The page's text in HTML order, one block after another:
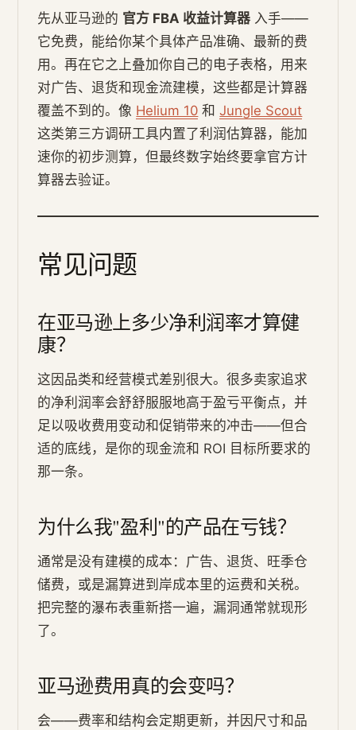
先从亚马逊的 官方 FBA 收益计算器 入手——
它免费，能给你某个具体产品准确、最新的费
用。再在它之上叠加你自己的电子表格，用来
对广告、退货和现金流建模，这些都是计算器
覆盖不到的。像 Helium 10 和Jungle Scout
这类第三方调研工具内置了利润估算器，能加
速你的初步测算，但最终数字始终要拿官方计
算器去验证。
常见问题
在亚马逊上多少净利润率才算健
康？
这因品类和经营模式差别很大。很多卖家追求
的净利润率会舒舒服服地高于盈亏平衡点，并
足以吸收费用变动和促销带来的冲击——但合
适的底线，是你的现金流和 ROI 目标所要求的
那一条。
为什么我"盈利"的产品在亏钱？
通常是没有建模的成本：广告、退货、旺季仓
储费，或是漏算进到岸成本里的运费和关税。
把完整的瀑布表重新搭一遍，漏洞通常就现形
了。
亚马逊费用真的会变吗？
会——费率和结构会定期更新，并因尺寸和品